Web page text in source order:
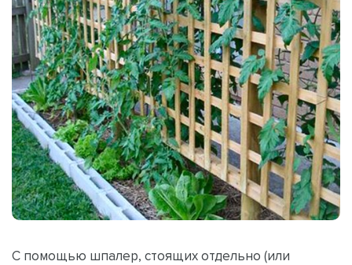
С помощью шпалер, стоящих отдельно (или